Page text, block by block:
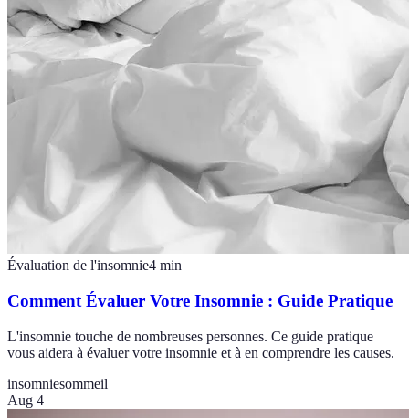
Évaluation de l'insomnie4 min
Comment Évaluer Votre Insomnie : Guide Pratique
L'insomnie touche de nombreuses personnes. Ce guide pratique
vous aidera à évaluer votre insomnie et à en comprendre les causes.
insomniesommeil
Aug 4